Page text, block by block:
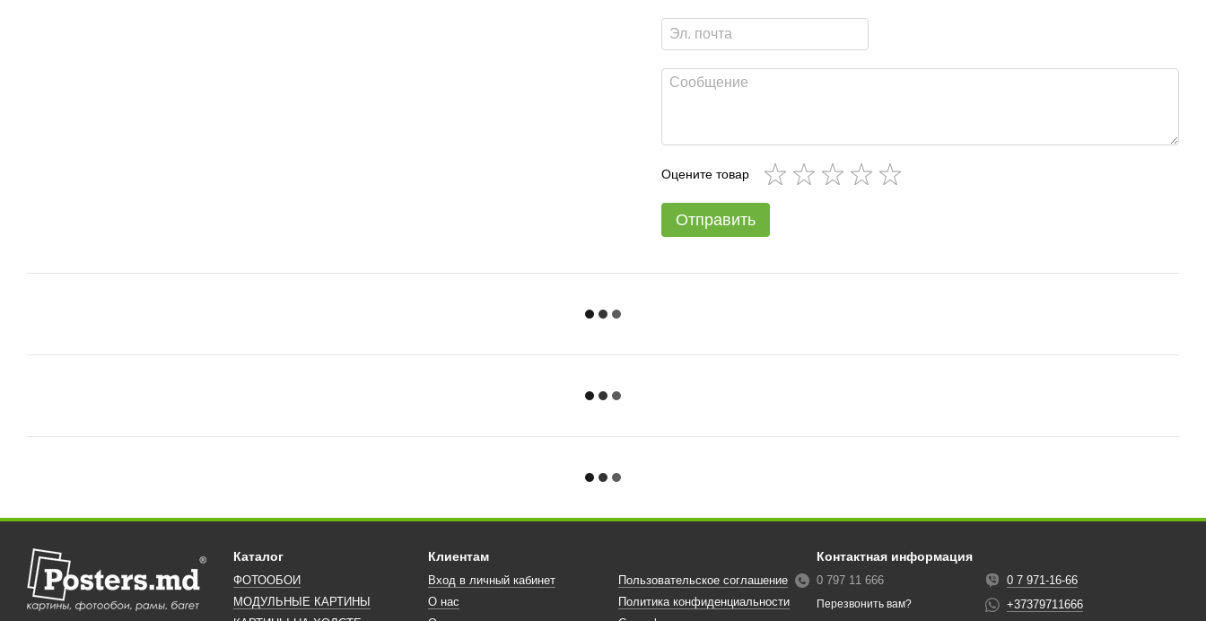
Оцените товар
Отправить
Каталог
ФОТООБОИ
МОДУЛЬНЫЕ КАРТИНЫ
Клиентам
Вход в личный кабинет
О нас
Пользовательское соглашение
Политика конфиденциальности
Контактная информация
0 797 11 666
Перезвонить вам?
0 7 971-16-66
+37379711666